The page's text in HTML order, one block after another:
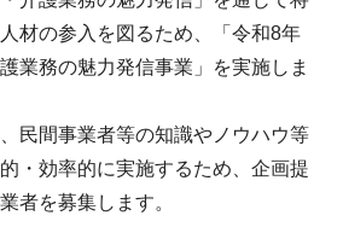
材の参入を図るため、「令和8年
業務の魅力発信事業」を実施しま
民間事業者等の知識やノウハウ等
・効率的に実施するため、企画提
者を募集します。